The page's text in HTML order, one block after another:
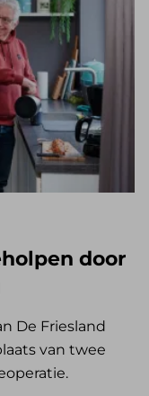
door
De Friesland
van twee